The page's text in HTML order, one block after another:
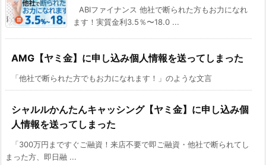
ABIファイナンス 他社で断られた方もお力になれ
ます！実質金利3.5％〜18.0 ...
AMG【ヤミ金】に申し込み個人情報を送ってしまった
「他社で断られた方でもお力になれます！」のような文言
シャルルかんたんキャッシング【ヤミ金】に申し込み個
人情報を送ってしまった
「300万円まですぐご融資！来店不要で即ご融資・他社で断られてし
まった方、即日融 ...